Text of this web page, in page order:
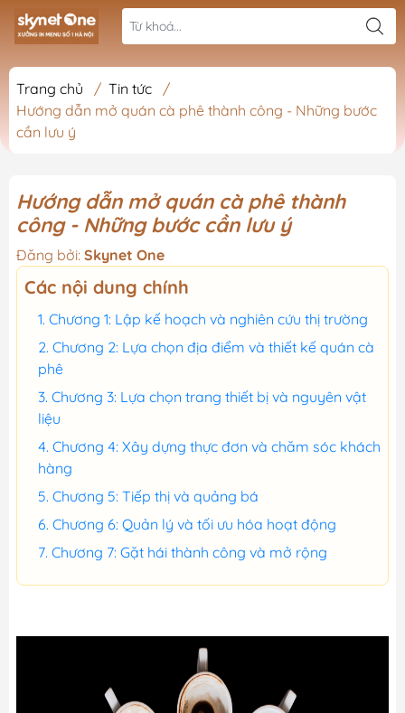
Trang chủ / Tin tức
/
Hướng dẫn mở quán cà phê thành công - Những bước
cần lưu ý
Hướng dẫn mở quán cà phê thành
công - Những bước cần lưu ý
Đăng bởi: Skynet One
Các nội dung chính
Chương 1: Lập kế hoạch và nghiên cứu thị trường
Chương 2: Lựa chọn địa điểm và thiết kế quán cà
phê
Chương 3: Lựa chọn trang thiết bị và nguyên vật
liệu
Chương 4: Xây dựng thực đơn và chăm sóc khách
hàng
Chương 5: Tiếp thị và quảng bá
Chương 6: Quản lý và tối ưu hóa hoạt động
Chương 7: Gặt hái thành công và mở rộng